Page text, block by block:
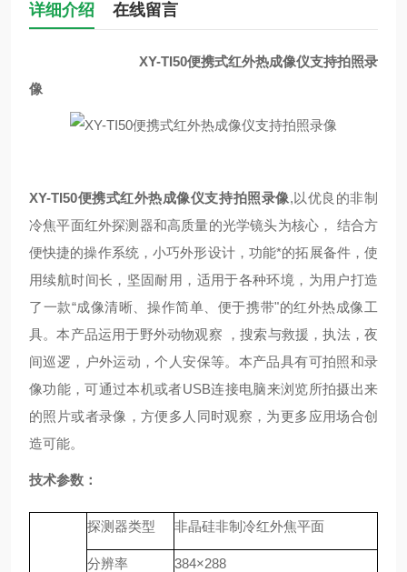
详细介绍 在线留言
XY-TI50便携式红外热成像仪支持拍照录
像
XY-TI50便携式红外热成像仪支持拍照录像,以优良的非制
冷焦平面红外探测器和高质量的光学镜头为核心， 结合方
便快捷的操作系统，小巧外形设计，功能*的拓展备件，使
用续航时间长，坚固耐用，适用于各种环境，为用户打造
了一款“成像清晰、操作简单、便于携带"的红外热成像工
具。本产品运用于野外动物观察 ，搜索与救援，执法，夜
间巡逻，户外运动，个人安保等。本产品具有可拍照和录
像功能，可通过本机或者USB连接电脑来浏览所拍摄出来
的照片或者录像，方便多人同时观察，为更多应用场合创
造可能。
技术参数：
探测器类型 非晶硅非制冷红外焦平面
分辨率 384×288